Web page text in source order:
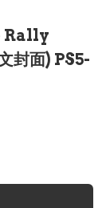
Rally
封面) PS5-